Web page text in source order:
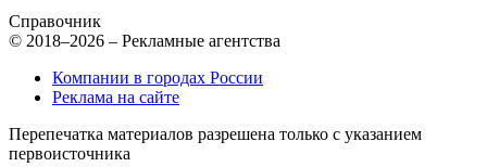
Справочник
© 2018–2026 – Рекламные агентства
Компании в городах России
Реклама на сайте
Перепечатка материалов разрешена только с указанием
первоисточника